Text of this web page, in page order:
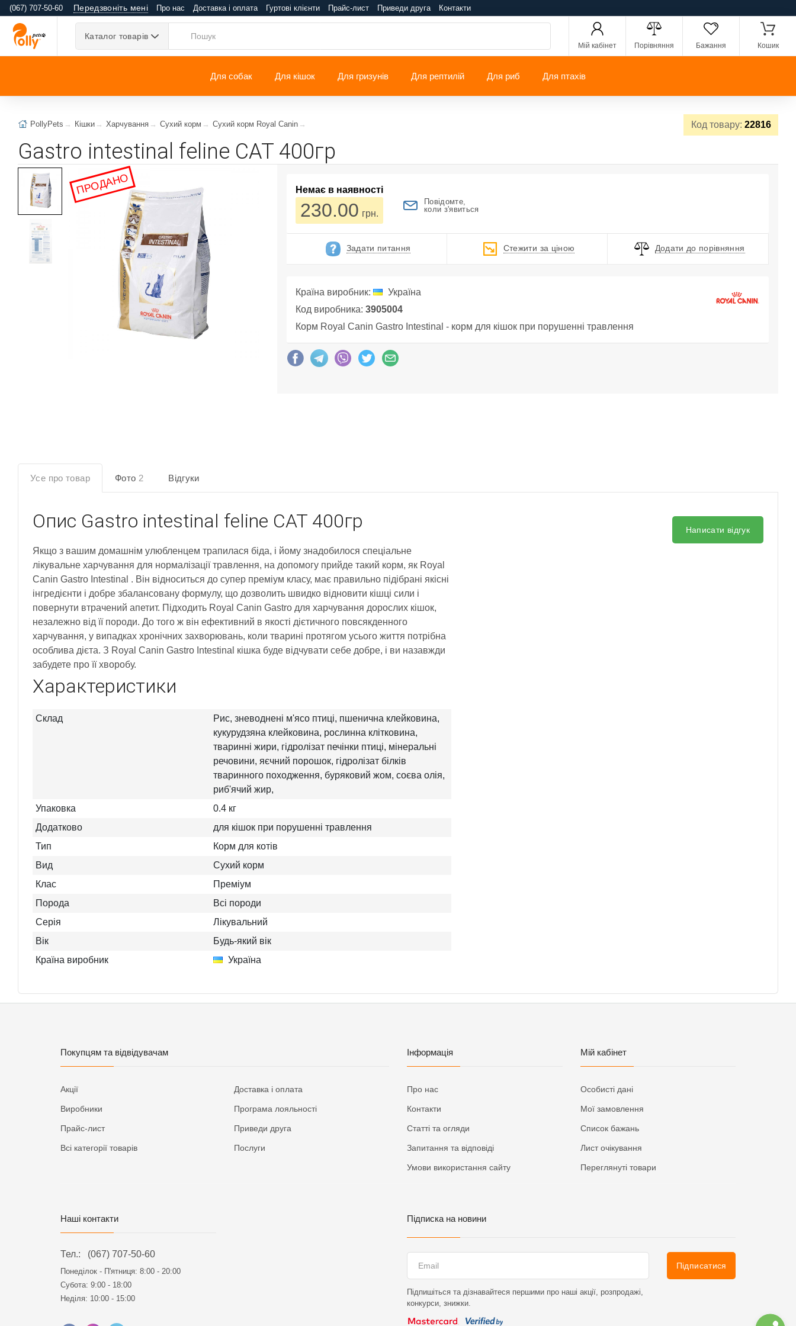
(067) 707-50-60 Передзвоніть мені Про нас Доставка і оплата Гуртові клієнти Прайс-лист Приведи друга Контакти
Каталог товарів
Мій кабінет Порівняння Бажання Кошик
Для собак Для кішок Для гризунів Для рептилій Для риб Для птахів
Код товару: 22816
PollyPets Кішки Харчування Сухий корм Сухий корм Royal Canin
Gastro intestinal feline CAT 400гр
ПРОДАНО Немає в наявності
230.00 грн.
Повідомте,
коли з'явиться
Задати питання Стежити за ціною Додати до порівняння
Країна виробник:
Україна
Код виробника: 3905004
Корм Royal Canin Gastro Intestinal - корм для кішок при порушенні травлення
Усе про товар Фото 2 Відгуки
Опис Gastro intestinal feline CAT 400гр
Якщо з вашим домашнім улюбленцем трапилася біда, і йому знадобилося спеціальне
лікувальне харчування для нормалізації травлення, на допомогу прийде такий корм, як Royal
Canin Gastro Intestinal . Він відноситься до супер преміум класу, має правильно підібрані якісні
інгредієнти і добре збалансовану формулу, що дозволить швидко відновити кішці сили і
повернути втрачений апетит. Підходить Royal Canin Gastro для харчування дорослих кішок,
незалежно від її породи. До того ж він ефективний в якості дієтичного повсякденного
харчування, у випадках хронічних захворювань, коли тварині протягом усього життя потрібна
особлива дієта. З Royal Canin Gastro Intestinal кішка буде відчувати себе добре, і ви назавжди
забудете про її хворобу.
Характеристики
Склад
Рис, зневоднені м'ясо птиці, пшенична клейковина,
кукурудзяна клейковина, рослинна клітковина,
тваринні жири, гідролізат печінки птиці, мінеральні
речовини, яєчний порошок, гідролізат білків
тваринного походження, буряковий жом, соєва олія,
риб'ячий жир,
Упаковка
0.4 кг
Додатково
для кішок при порушенні травлення
Тип
Корм для котів
Вид
Сухий корм
Клас
Преміум
Порода
Всі породи
Серія
Лікувальний
Вік
Будь-який вік
Країна виробник
Україна
Написати відгук
Покупцям та відвідувачам
Акції
Виробники
Прайс-лист
Всі категорії товарів
Доставка і оплата
Програма лояльності
Приведи друга
Послуги
Інформація
Про нас
Контакти
Статті та огляди
Запитання та відповіді
Умови використання сайту
Мій кабінет
Особисті дані
Мої замовлення
Список бажань
Лист очікування
Переглянуті товари
Наші контакти
Тел.: (067) 707-50-60
Понеділок - П'ятниця: 8:00 - 20:00
Субота: 9:00 - 18:00
Неділя: 10:00 - 15:00
Підписка на новини
Підпишіться та дізнавайтеся першими про наші акції, розпродажі,
конкурси, знижки.
Підписатися